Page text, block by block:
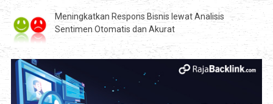
Meningkatkan Respons Bisnis lewat Analisis
Sentimen Otomatis dan Akurat